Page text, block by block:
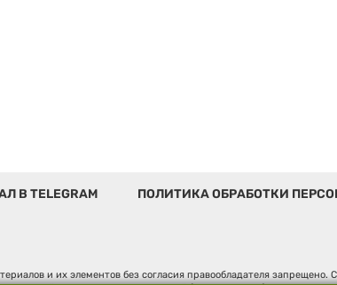
В TELEGRAM
ПОЛИТИКА ОБРАБОТКИ
и их элементов без согласия правообладателя запрещено.